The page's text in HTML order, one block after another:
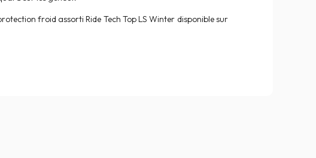
froid assorti Ride Tech Top LS Winter disponible sur